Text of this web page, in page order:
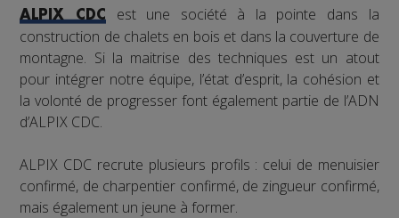
ALPIX CDCest une société à la pointe dans la
construction de chalets en bois et dans la couverture de
montagne. Si la maitrise des techniques est un atout
pour intégrer notre équipe, l’état d’esprit, la cohésion et
la volonté de progresser font également partie de l’ADN
d’ALPIX CDC.
ALPIX CDC recrute plusieurs profils : celui de menuisier
confirmé, de charpentier confirmé, de zingueur confirmé,
mais également un jeune à former.